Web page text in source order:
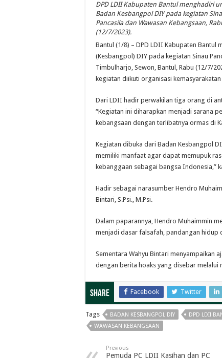
DPD LDII Kabupaten Bantul menghadiri
Badan Kesbangpol DIY pada kegiatan
Pancasila dan Wawasan Kebangsaan,
(12/7/2023).
Bantul (1/8) – DPD LDII Kabupaten Bantul
(Kesbangpol) DIY pada kegiatan Sinau
Timbulharjo, Sewon, Bantul, Rabu (12/7/
kegiatan diikuti organisasi
Dari LDII hadir perwakilan tiga orang di
“Kegiatan ini diharapkan menjadi sarana
kebangsaan dengan terlibatnya ormas di
Kegiatan dibuka dari Badan Kesbangpol
memiliki manfaat agar dapat memupuk
kebanggaan sebagai bangsa Indonesia,”
Hadir sebagai narasumber Hendro
Bintari, S.Psi., M.Psi.
Dalam paparannya, Hendro Muhaimmin
menjadi dasar falsafah, pandangan hidup
Sementara Wahyu Bintari menyampaikan
dengan berita hoaks yang disebar melalui
Share Facebook Twitter
Tags BADAN KESBANGPOL DIY DPD LDII
WAWASAN KEBANGSAAN
Previous
Pemuda PC LDII Kasihan dan PC